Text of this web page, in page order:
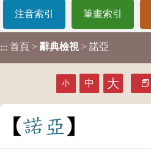
注音索引 筆畫索引
::: 首頁 > 辭典檢視 > 諾亞
小 中 大
諾 亞